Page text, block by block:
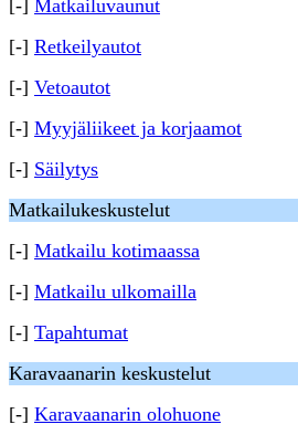
[-] Matkailuvaunut
[-] Retkeilyautot
[-] Vetoautot
[-] Myyjäliikeet ja korjaamot
[-] Säilytys
Matkailukeskustelut
[-] Matkailu kotimaassa
[-] Matkailu ulkomailla
[-] Tapahtumat
Karavaanarin keskustelut
[-] Karavaanarin olohuone